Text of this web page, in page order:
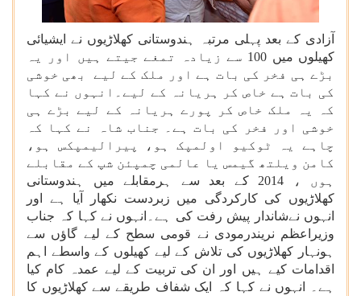
آزادی کے بعد پہلی مرتبہ ہندوستانی کھلاڑیوں نے ایشیائی
کھیلوں میں 100 سے زیادہ تمغے جیتے ہیں اور یہ
بڑے ہی فخر کی بات ہے اور ملک کے لیے بھی خوشی
کی بات ہے خاص کر ہریانہ کے لیے۔انہوں نے کہا
کہ یہ ملک خاص کر پورے ہریانہ کے لیے بڑے ہی
خوشی اور فخر کی بات ہے۔ جناب شاہ نے کہا کہ
چاہے یہ ٹوکیو اولمپک ہو، پیرالیمپکس ہو،
کامن ویلتھ گیمس یا عالمی چمپئن شپ کے مقابلے
ہوں ، 2014 کے بعد سے ہرمقابلے میں ہندوستانی
کھلاڑیوں کی کارکردگی میں زبردست نکھار آیا ہے اور
انہوں نےشاندار پیش رفت کی ہے۔انہوں نے کہا کہ جناب
وزیراعظم نریندرمودی نے قومی سطح کے لیے گاؤں سے
ہونہار کھلاڑیوں کی تلاش کے لیے کھیلوں کے واسطے اہم
اقدامات کیے ہیں اور ان کی تربیت کے لیے عمدہ کام کیا
ہے۔ انہوں نے کہا کہ ایک شفاف طریقے سے کھلاڑیوں کا